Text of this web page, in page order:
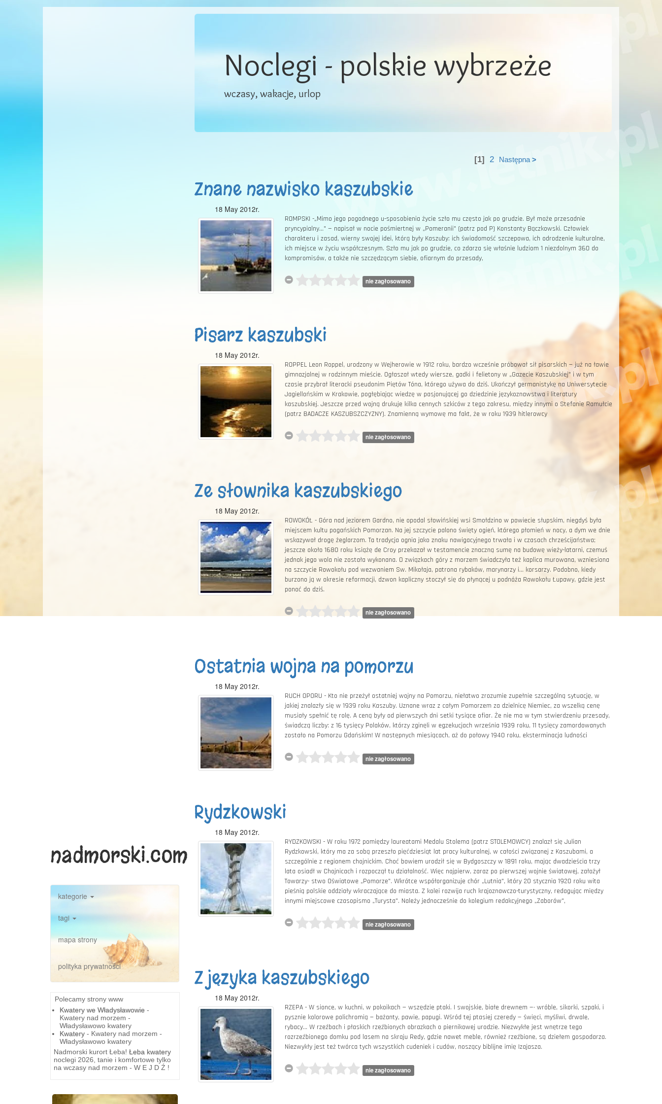
nadmorski.com
kategorie
tagi
mapa strony
polityka prywatności
Polecamy strony www
Kwatery we Władysławowie -
Kwatery nad morzem -
Władysławowo kwatery
Kwatery - Kwatery nad morzem -
Władysławowo kwatery
Nadmorski kurort Łeba! Łeba kwatery
noclegi 2026, tanie i komfortowe tylko
na wczasy nad morzem - W E J D Ź !
Previous Next
Noclegi - polskie wybrzeże
wczasy, wakacje, urlop
[1] 2 Następna >
Znane nazwisko kaszubskie
18 May 2012r.
ROMPSKI -„Mimo jego pogodnego u-sposobienia życie szło mu często jak po grudzie. Był może przesadnie
pryncypialny..." — napisał w nocie pośmiertnej w „Pomeranii" (patrz pod P) Konstanty Bączkowski. Człowiek
charakteru i zasad, wierny swojej idei, którą były Kaszuby: ich świadomość szczepowa, ich odrodzenie kulturalne,
ich miejsce w życiu współczesnym. Szło mu jak po grudzie, co zdarza się właśnie ludziom 1 niezdolnym 360 do
kompromisów, a także nie szczędzącym siebie, ofiarnym do przesady,
nie zagłosowano
Pisarz kaszubski
18 May 2012r.
ROPPEL Leon Roppel, urodzony w Wejherowie w 1912 roku, bardzo wcześnie próbował sił pisarskich — już na ławie
gimnazjalnej w rodzinnym mieście. Ogłaszał wtedy wiersze, gadki i felietony w „Gazecie Kaszubskiej" i w tym
czasie przybrał literacki pseudonim Piętów Tóna, którego używa do dziś. Ukończył germanistykę na Uniwersytecie
Jagiellońskim w Krakowie, pogłębiając wiedzę w pasjonującej go dziedzinie językoznawstwa i literatury
kaszubskiej. Jeszcze przed wojną drukuje kilka cennych szkiców z tego zakresu, między innymi o Stefanie Ramułcie
(patrz BADACZE KASZUBSZCZYZNY). Znamienną wymowę ma fakt, że w roku 1939 hitlerowcy
nie zagłosowano
Ze słownika kaszubskiego
18 May 2012r.
ROWOKÓŁ - Góra nad jeziorem Gardno, nie opodal słowińskiej wsi Smołdzino w powiecie słupskim, niegdyś była
miejscem kultu pogańskich Pomorzan. Na jej szczycie palono święty ogień, którego płomień w nocy, a dym we dnie
wskazywał drogę żeglarzom. Ta tradycja ognia jako znaku nawigacyjnego trwała i w czasach chrześcijaństwa;
jeszcze około 1680 roku książę de Croy przekazał w testamencie znaczną sumę na budowę wieży-latarni, czemuś
jednak jego wola nie została wykonana. O związkach góry z morzem świadczyła też kaplica murowana, wzniesiona
na szczycie Rowokołu pod wezwaniem Sw. Mikołaja, patrona rybaków, marynarzy i... korsarzy. Podobno, kiedy
burzono ją w okresie reformacji, dzwon kapliczny stoczył się do płynącej u podnóża Rowokołu Łupawy, gdzie jest
ponoć do dziś.
nie zagłosowano
Ostatnia wojna na pomorzu
18 May 2012r.
RUCH OPORU - Kto nie przeżył ostatniej wojny na Pomorzu, niełatwo zrozumie zupełnie szczególną sytuację, w
jakiej znalazły się w 1939 roku Kaszuby. Uznane wraz z całym Pomorzem za dzielnicę Niemiec, za wszelką cenę
musiały spełnić tę rolę. A ceną były od pierwszych dni setki tysiące ofiar. Że nie ma w tym stwierdzeniu przesady,
świadczą liczby: z 16 tysięcy Polaków, którzy zginęli w egzekucjach września 1939 roku, 11 tysięcy zamordowanych
zostało na Pomorzu Gdańskim! W następnych miesiącach, aż do połowy 1940 roku, eksterminacja ludności
nie zagłosowano
Rydzkowski
18 May 2012r.
RYDZKOWSKI - W roku 1972 pomiędzy laureatami Medalu Stolema (patrz STOLEMOWCY) znalazł się Julian
Rydzkowski, który ma za sobą przeszło pięćdziesiąt lat pracy kulturalnej, w całości związanej z Kaszubami, a
szczególnie z regionem chojnickim. Choć bowiem urodził się w Bydgoszczy w 1891 roku, mając dwadzieścia trzy
lata osiadł w Chojnicach i rozpoczął tu działalność. Więc najpierw, zaraz po pierwszej wojnie światowej, założył
Towarzy- stwo Oświatowe „Pomorze". Wkrótce współorganizuje chór „Lutnia", który 20 stycznia 1920 roku wita
pieśnią polskie oddziały wkraczające do miasta. Z kolei rozwija ruch krajoznawczo-turystyczny, redagując między
innymi miejscowe czasopismo „Turysta". Należy jednocześnie do kolegium redakcyjnego „Zaborów",
nie zagłosowano
Z języka kaszubskiego
18 May 2012r.
RZEPA - W sionce, w kuchni, w pokoikach — wszędzie ptaki. I swojskie, białe drewnem —• wróble, sikorki, szpaki, i
pysznie kolorowe polichromią — bażanty, pawie, papugi. Wśród tej ptasiej czeredy — święci, myśliwi, drwale,
rybacy... W rzeźbach i płaskich rzeźbionych obrazkach o piernikowej urodzie. Niezwykłe jest wnętrze tego
rozrzeźbionego domku pod lasem na skraju Redy, gdzie nawet meble, również rzeźbione, są dziełem gospodarza.
Niezwykły jest też twórca tych wszystkich cudeniek i cudów, noszący biblijne imię Izajasza.
nie zagłosowano